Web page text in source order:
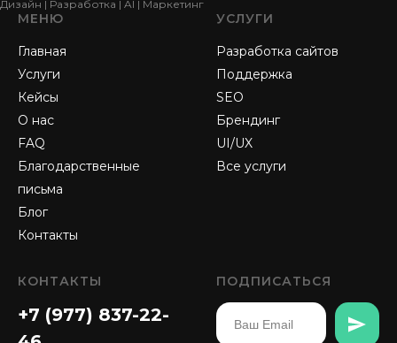
Дизайн | Разработка | AI | Маркетинг
МЕНЮ
Главная
Услуги
Кейсы
О нас
FAQ
Благодарственные
письма
Блог
Контакты
УСЛУГИ
Разработка сайтов
Поддержка
SEO
Брендинг
UI/UX
Все услуги
КОНТАКТЫ
+7 (977) 837-22-
ПОДПИСАТЬСЯ